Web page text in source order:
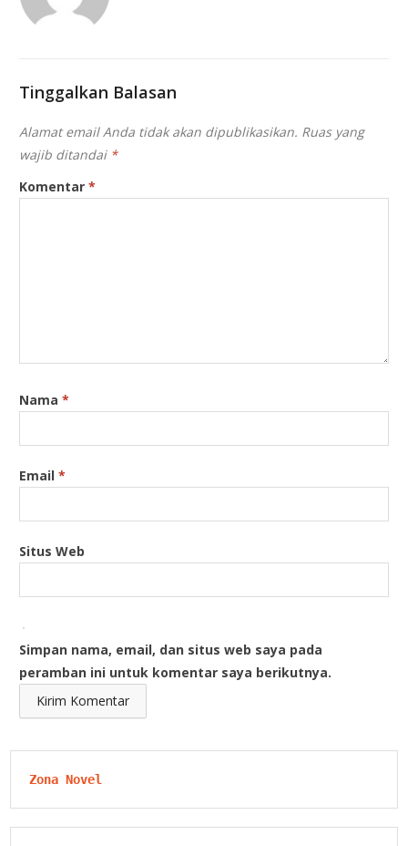
Tinggalkan Balasan
Alamat email Anda tidak akan dipublikasikan. Ruas yang
wajib ditandai *
Komentar*
Nama*
Email*
Situs Web
Simpan nama, email, dan situs web saya pada
peramban ini untuk komentar saya berikutnya.
Zona Novel